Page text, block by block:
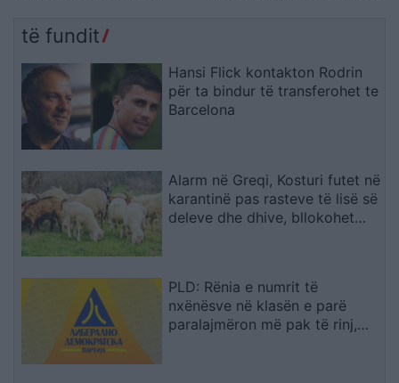
të fundit
Hansi Flick kontakton Rodrin
për ta bindur të transferohet te
Barcelona
Alarm në Greqi, Kosturi futet në
karantinë pas rasteve të lisë së
deleve dhe dhive, bllokohet
PLD: Rënia e numrit të
nxënësve në klasën e parë
paralajmëron më pak të rinj,